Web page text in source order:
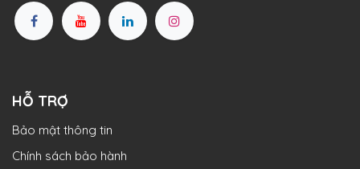
HỖ TRỢ
Bảo mật thông tin
Chính sách bảo hành